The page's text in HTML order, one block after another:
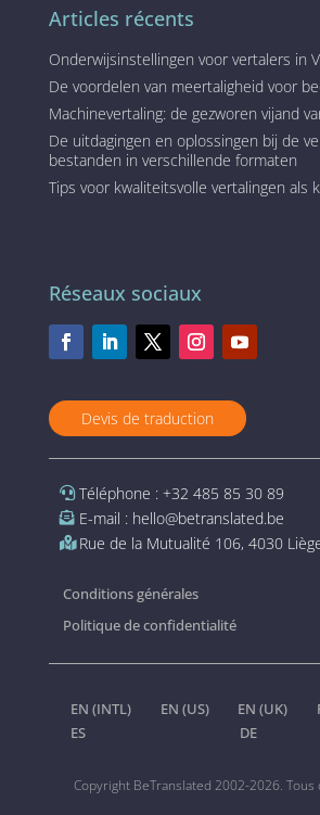
Articles récents
Onderwijsinstellingen voor vertalers in
De voordelen van meertaligheid voor
Machinevertaling: de gezworen vijand
De uitdagingen en oplossingen bij de
bestanden in verschillende formaten
Tips voor kwaliteitsvolle vertalingen als
Réseaux sociaux
Devis de traduction
Téléphone : +32 485 85 30 89
E-mail : hello@betranslated.be
Rue de la Mutualité 106, 4030
Conditions générales
Politique de confidentialité
EN (INTL) EN (US) EN (UK)
ES
DE
Copyright BeTranslated 2002-2026.